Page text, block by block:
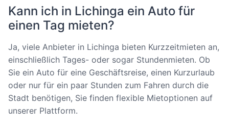
Kann ich in Lichinga ein Auto für
einen Tag mieten?
Ja, viele Anbieter in Lichinga bieten Kurzzeitmieten an,
einschließlich Tages- oder sogar Stundenmieten. Ob
Sie ein Auto für eine Geschäftsreise, einen Kurzurlaub
oder nur für ein paar Stunden zum Fahren durch die
Stadt benötigen, Sie finden flexible Mietoptionen auf
unserer Plattform.